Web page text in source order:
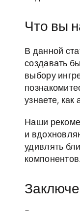
Что вы
В данной
создавать
выбору
узнаете,
Наши
и
удивлять
компонентов.